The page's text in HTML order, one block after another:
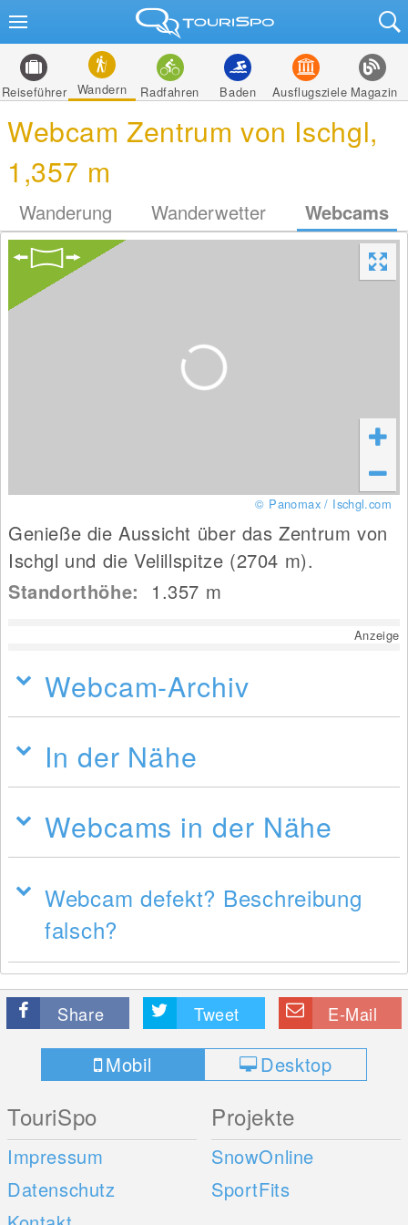
Reiseführer Wandern Radfahren Baden Ausflugsziele Magazin
Webcam Zentrum von Ischgl,
1,357 m
Wanderung Wanderwetter Webcams
© Panomax / Ischgl.com
Genieße die Aussicht über das Zentrum von
Ischgl und die Velillspitze (2704 m).
Standorthöhe: 1.357 m
Anzeige
Webcam-Archiv
In der Nähe
Webcams in der Nähe
Webcam defekt? Beschreibung
falsch?
Share Tweet E-Mail
Mobil Desktop
TouriSpo
Impressum
Datenschutz
Projekte
SnowOnline
SportFits